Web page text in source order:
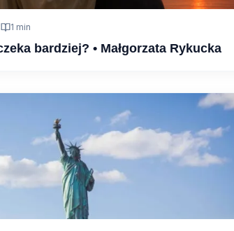
1 min
bardziej? • Małgorzata Rykucka